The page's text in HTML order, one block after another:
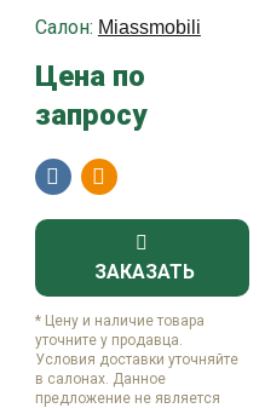
Салон: Miassmobili
Цена по
запросу
ЗАКАЗАТЬ
* Цену и наличие товара
уточните у продавца.
Условия доставки уточняйте
в салонах. Данное
предложение не является